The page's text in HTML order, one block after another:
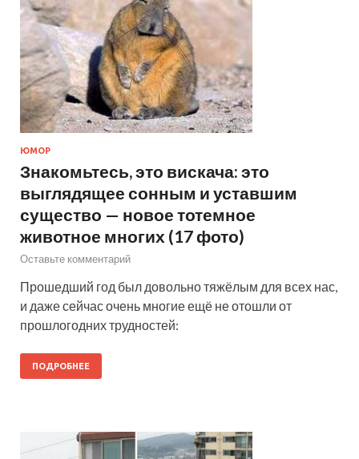
ЮМОР
Знакомьтесь, это вискача: это
выглядящее сонным и уставшим
существо — новое тотемное
животное многих (17 фото)
Оставьте комментарий
Прошедший год был довольно тяжёлым для всех нас,
и даже сейчас очень многие ещё не отошли от
прошлогодних трудностей:
ПОДРОБНЕЕ